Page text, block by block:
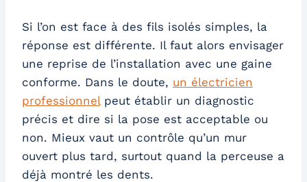
Si l’on est face à des fils isolés simples, la
réponse est différente. Il faut alors envisager
une reprise de l’installation avec une gaine
conforme. Dans le doute, un électricien
professionnelpeut établir un diagnostic
précis et dire si la pose est acceptable ou
non. Mieux vaut un contrôle qu’un mur
ouvert plus tard, surtout quand la perceuse a
déjà montré les dents.